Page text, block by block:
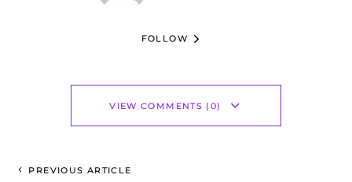
FOLLOW
VIEW COMMENTS (0)
PREVIOUS ARTICLE